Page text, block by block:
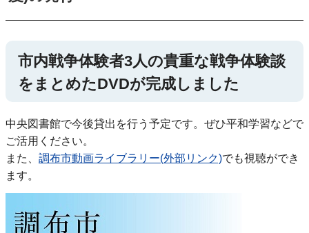
市内戦争体験者3人の貴重な戦争体験談
をまとめたDVDが完成しました
中央図書館で今後貸出を行う予定です。ぜひ平和学習などで
ご活用ください。
また、 調布市動画ライブラリー(外部リンク)でも視聴ができ
ます。